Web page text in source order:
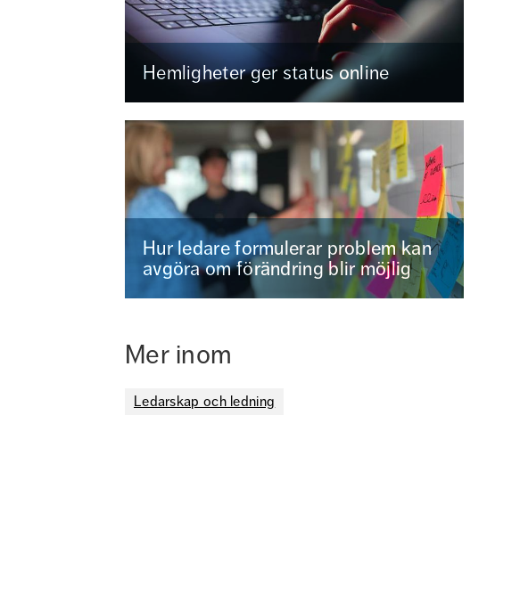
Hemligheter ger status online
Hur ledare formulerar problem kan
avgöra om förändring blir möjlig
Mer inom
Ledarskap och ledning